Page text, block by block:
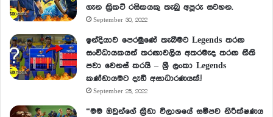
ගැන ක්‍රිකට් රසිකයකු තැබු අපූරු සටහන.
September 30, 2022
ඉන්දියාව පෙරමුණේ තැබීමට Legends තරඟ
සංවිධායකයන් තරඟාවලිය අතරමැද තරඟ නීති
පවා වෙනස් කරයි – ශ්‍රී ලංකා Legends
කණ්ඩායමට දැඩි අසාධාරණයක්.!
September 25, 2022
“මම ඔවුන්ගේ ක්‍රීඩා විලාශයේ සමීපව නිරීක්ෂණය